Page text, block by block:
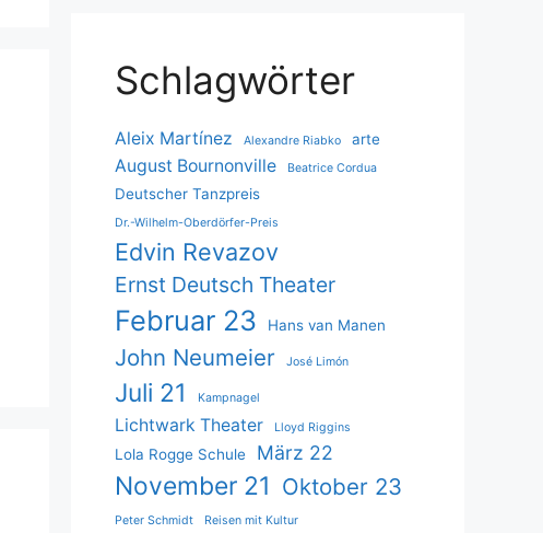
Schlagwörter
Aleix Martínez Alexandre Riabko arte
August Bournonville Beatrice Cordua
Deutscher Tanzpreis
Dr.-Wilhelm-Oberdörfer-Preis
Edvin Revazov
Ernst Deutsch Theater
Februar 23 Hans van Manen
John Neumeier José Limón
Juli 21 Kampnagel
Lichtwark Theater Lloyd Riggins
Lola Rogge Schule März 22
November 21 Oktober 23
Peter Schmidt Reisen mit Kultur